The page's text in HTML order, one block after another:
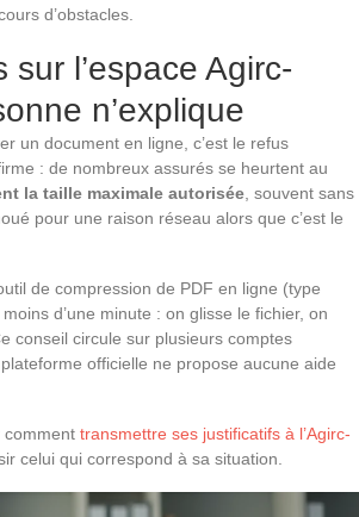
d’obstacles.
l’espace Agirc-
n’explique
un document en ligne, c’est le refus
: de nombreux assurés se heurtent au
la taille maximale autorisée , souvent sans
pour une raison réseau alors que c’est le
de compression de PDF en ligne (type
d’une minute : on glisse le fichier, on
conseil circule sur plusieurs comptes
officielle ne propose aucune aide
comment transmettre ses justificatifs à l’Agirc-
celui qui correspond à sa situation.